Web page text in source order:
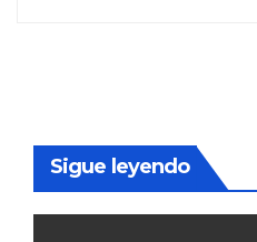
Sigue leyendo